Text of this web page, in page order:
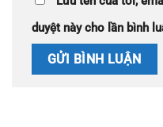
duyệt này cho lần bình